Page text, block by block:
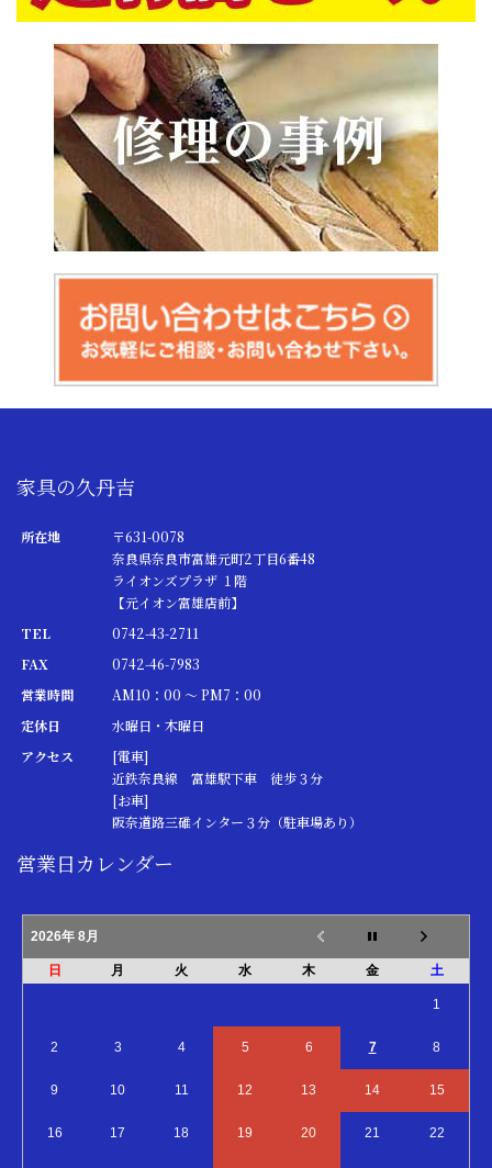
家具の久丹吉
所在地
〒631-0078
奈良県奈良市富雄元町2丁目6番48
ライオンズプラザ １階
【元イオン富雄店前】
TEL
0742-43-2711
FAX
0742-46-7983
営業時間
AM10：00 ～ PM7：00
定休日
水曜日・木曜日
アクセス
[電車]
近鉄奈良線 富雄駅下車 徒歩３分
[お車]
阪奈道路三碓インター３分（駐車場あり）
営業日カレンダー
2026年 8月
日 月 火 水 木 金 土
1
2 3 4 5 6 7 8
9 10 11 12 13 14 15
16 17 18 19 20 21 22